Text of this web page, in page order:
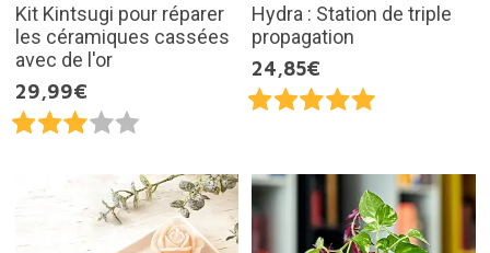
Kit Kintsugi pour réparer
les céramiques cassées
avec de l'or
29,99€
Hydra : Station de triple
propagation
24,85€